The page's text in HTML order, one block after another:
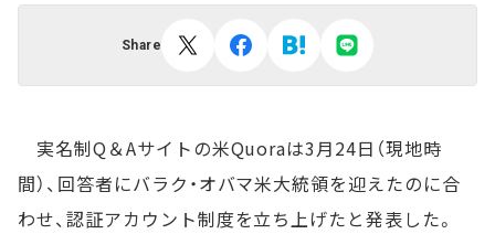
Share
実名制Q＆Aサイトの米Quoraは3月24日（現地時
間）、回答者にバラク・オバマ米大統領を迎えたのに合
わせ、認証アカウント制度を立ち上げたと発表した。